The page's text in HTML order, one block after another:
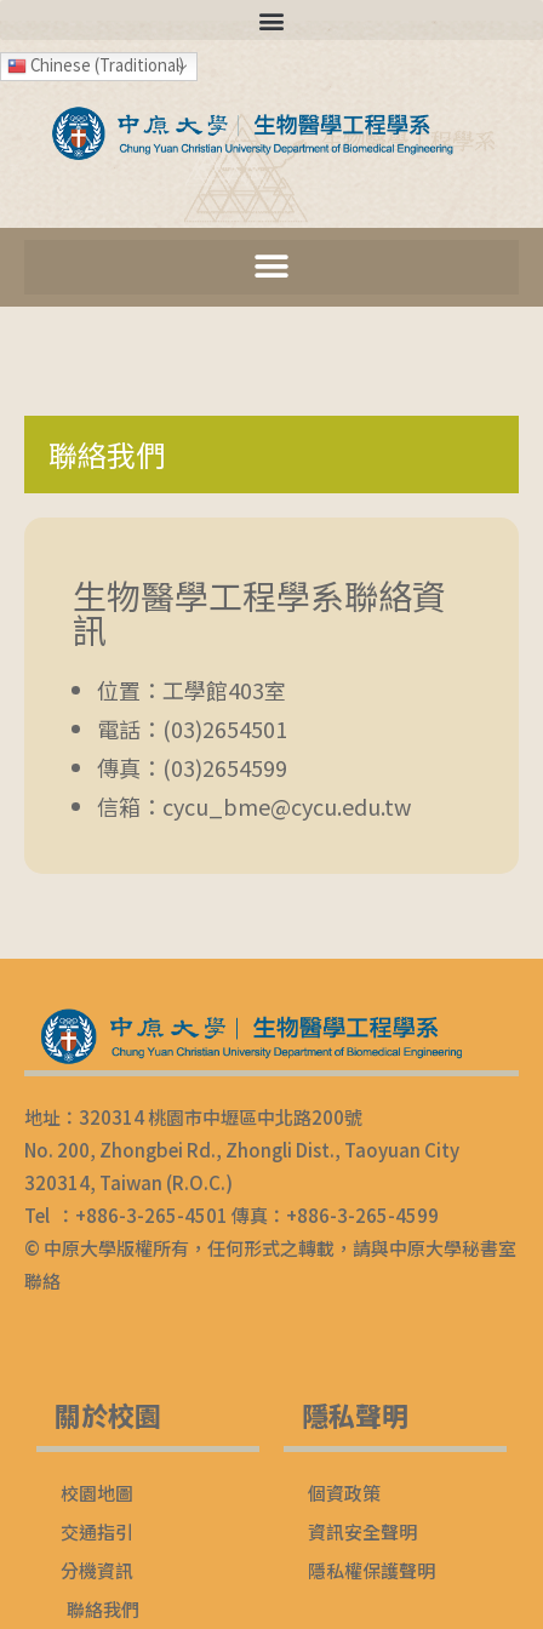
Chinese (Traditional)
聯絡我們
生物醫學工程學系聯絡資
訊
位置：工學館403室
電話：(03)2654501
傳真：(03)2654599
信箱：cycu_bme@cycu.edu.tw
地址：320314 桃園市中壢區中北路200號
No. 200, Zhongbei Rd., Zhongli Dist., Taoyuan City
320314, Taiwan (R.O.C.)
Tel ：+886-3-265-4501 傳真：+886-3-265-4599
© 中原大學版權所有，任何形式之轉載，請與中原大學秘書室
聯絡
關於校園
校園地圖
交通指引
分機資訊
聯絡我們
隱私聲明
個資政策
資訊安全聲明
隱私權保護聲明